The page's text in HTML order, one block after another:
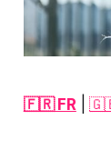
🇫🇷 FR|